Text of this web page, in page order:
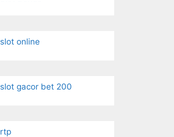
slot online
slot gacor bet 200
rtp